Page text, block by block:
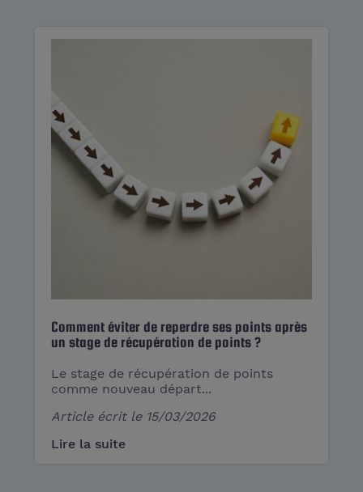
Comment éviter de reperdre ses points après
un stage de récupération​ de points ?
Le stage de récupération de points
comme nouveau départ...
Article écrit le 15/03/2026
Lire la suite